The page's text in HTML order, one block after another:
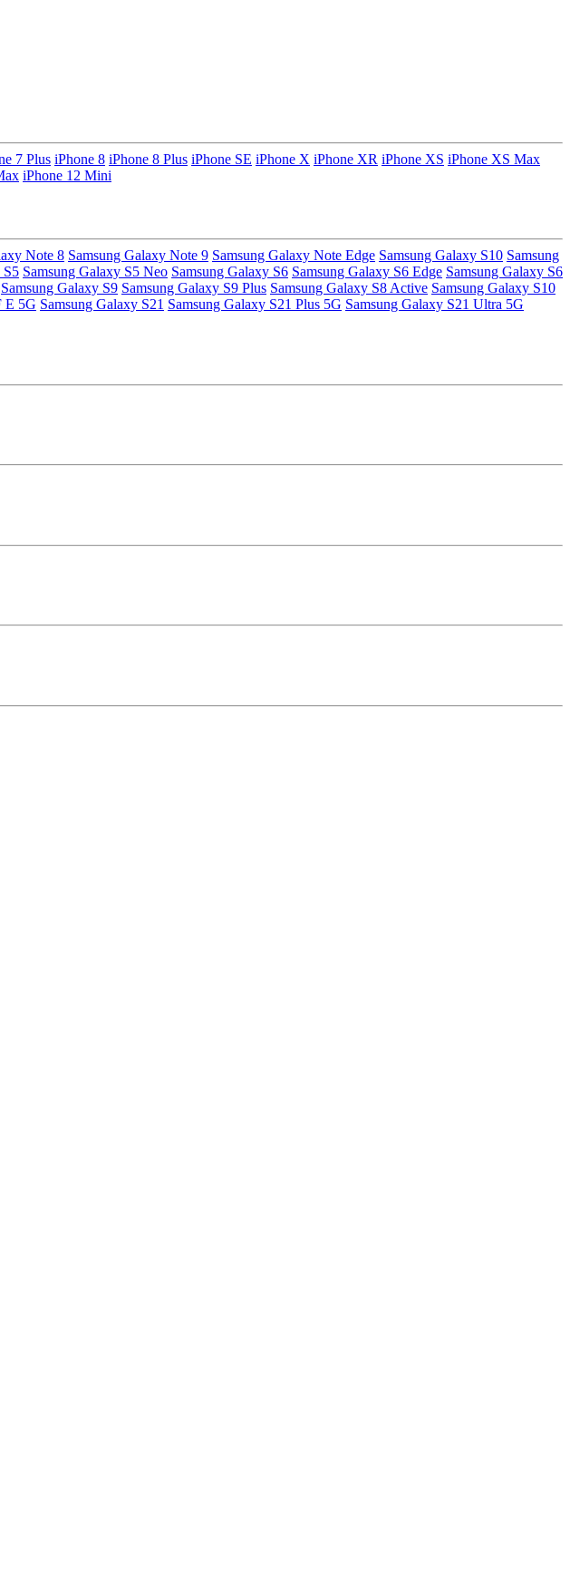
7 Plus iPhone 8 iPhone 8 Plus iPhone SE iPhone X iPhone XR iPhone XS iPhone XS Max
iPhone 12 Mini
Note 8 Samsung Galaxy Note 9 Samsung Galaxy Note Edge Samsung Galaxy S10 Samsung
S5 Samsung Galaxy S5 Neo Samsung Galaxy S6 Samsung Galaxy S6 Edge Samsung Galaxy S6
Samsung Galaxy S9 Samsung Galaxy S9 Plus Samsung Galaxy S8 Active Samsung Galaxy S10
E 5G Samsung Galaxy S21 Samsung Galaxy S21 Plus 5G Samsung Galaxy S21 Ultra 5G